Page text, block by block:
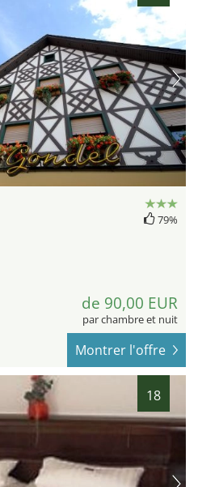
79%
de 90,00 EUR
par chambre et nuit
Montrer l'offre
18